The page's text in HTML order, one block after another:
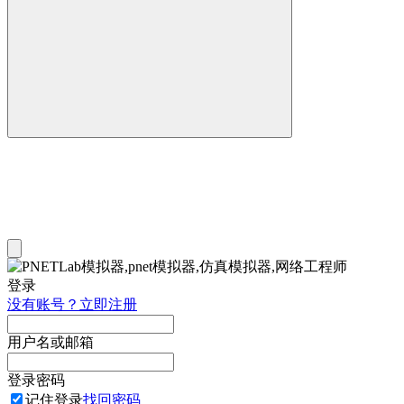
登录
没有账号？立即注册
用户名或邮箱
登录密码
记住登录找回密码